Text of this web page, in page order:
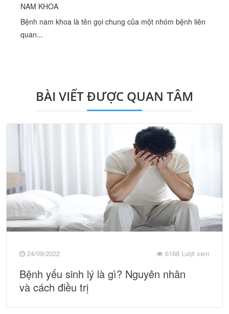
NAM KHOA
Bệnh nam khoa là tên gọi chung của một nhóm bệnh liên
quan...
BÀI VIẾT ĐƯỢC QUAN TÂM
24/09/2022 6168 Lượt xem
Bệnh yếu sinh lý là gì? Nguyên nhân
và cách điều trị